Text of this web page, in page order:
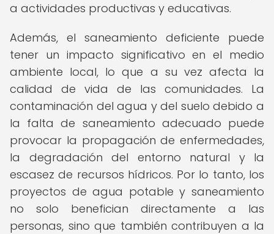
a actividades productivas y educativas.
Además, el saneamiento deficiente puede
tener un impacto significativo en el medio
ambiente local, lo que a su vez afecta la
calidad de vida de las comunidades. La
contaminación del agua y del suelo debido a
la falta de saneamiento adecuado puede
provocar la propagación de enfermedades,
la degradación del entorno natural y la
escasez de recursos hídricos. Por lo tanto, los
proyectos de agua potable y saneamiento
no solo benefician directamente a las
personas, sino que también contribuyen a la